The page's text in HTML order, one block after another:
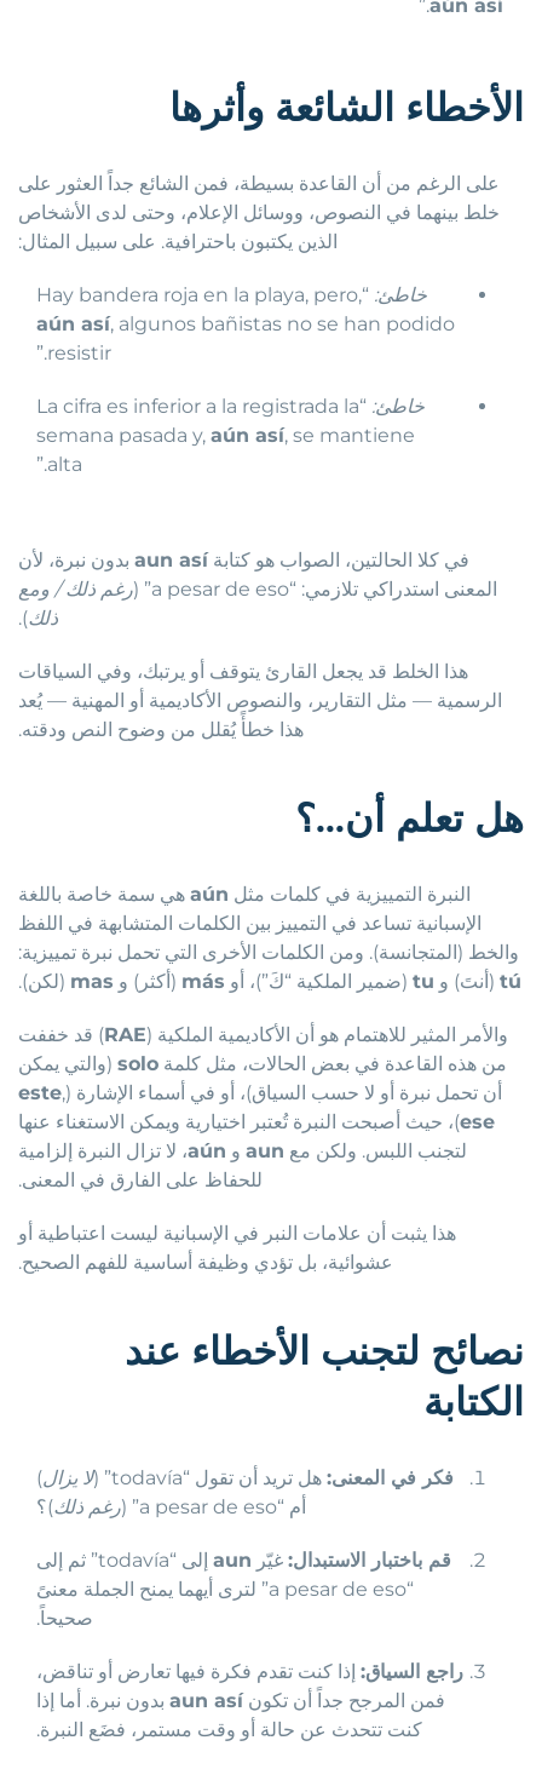
aún así
.”
الأخطاء الشائعة وأثرها
على الرغم من أن القاعدة بسيطة، فمن الشائع جداً العثور على
خلط بينهما في النصوص، ووسائل الإعلام، وحتى لدى الأشخاص
الذين يكتبون باحترافية. على سبيل المثال:
خاطئ:“Hay bandera roja en la playa, pero,
aún así , algunos bañistas no se han podido
resistir.”
خاطئ: “La cifra es inferior a la registrada la
semana pasada y,aún así , se mantiene
alta.”
في كلا الحالتين، الصواب هو كتابة aun asíبدون نبرة، لأن
المعنى استدراكي تلازمي: “a pesar de eso” (
رغم ذلك / ومع
ذلك).
هذا الخلط قد يجعل القارئ يتوقف أو يرتبك، وفي السياقات
الرسمية — مثل التقارير، والنصوص الأكاديمية أو المهنية — يُعد
هذا خطأً يُقلل من وضوح النص ودقته.
هل تعلم أن…؟
النبرة التمييزية في كلمات مثل aúnهي سمة خاصة باللغة
الإسبانية تساعد في التمييز بين الكلمات المتشابهة في اللفظ
والخط (المتجانسة). ومن الكلمات الأخرى التي تحمل نبرة تمييزية:
tú(أنتَ) و tu(ضمير الملكية “كَ”)، أو más(أكثر) و mas(لكن).
والأمر المثير للاهتمام هو أن الأكاديمية الملكية ( RAE) قد خففت
من هذه القاعدة في بعض الحالات، مثل كلمة solo(والتي يمكن
أن تحمل نبرة أو لا حسب السياق)، أو في أسماء الإشارة ( este,
ese)، حيث أصبحت النبرة تُعتبر اختيارية ويمكن الاستغناء عنها
لتجنب اللبس. ولكن مع aunو aún، لا تزال النبرة إلزامية
للحفاظ على الفارق في المعنى.
هذا يثبت أن علامات النبر في الإسبانية ليست اعتباطية أو
عشوائية، بل تؤدي وظيفة أساسية للفهم الصحيح.
نصائح لتجنب الأخطاء عند
الكتابة
فكر في المعنى:هل تريد أن تقول “todavía” ( لا يزال )
أم “a pesar de eso” (
رغم ذلك)؟
قم باختبار الاستبدال:غيّر aun
إلى “todavía” ثم إلى
“a pesar de eso” لترى أيهما يمنح الجملة معنىً
صحيحاً.
راجع السياق:إذا كنت تقدم فكرة فيها تعارض أو تناقض،
فمن المرجح جداً أن تكون aun asíبدون نبرة. أما إذا
كنت تتحدث عن حالة أو وقت مستمر، فضَع النبرة.